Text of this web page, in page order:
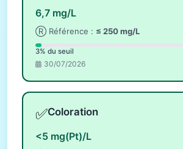
6,7 mg/L
Ⓡ Référence : ≤ 250 mg/L
3% du seuil
30/07/2026
✅Coloration
<5 mg(Pt)/L